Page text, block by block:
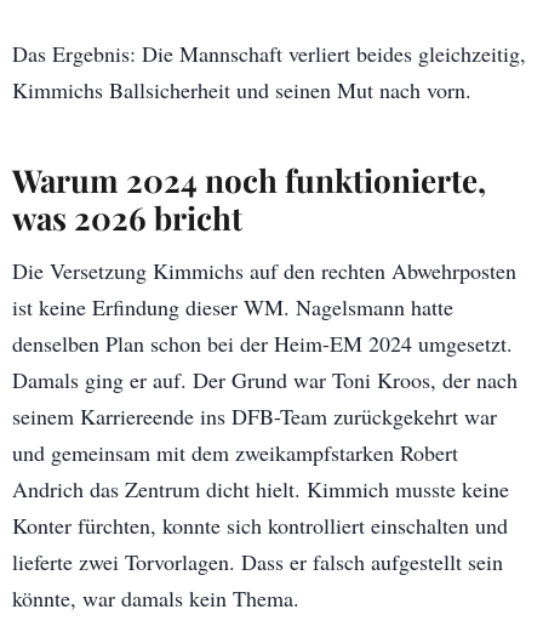
Das Ergebnis: Die Mannschaft verliert beides gleichzeitig,
Kimmichs Ballsicherheit und seinen Mut nach vorn.
Warum 2024 noch funktionierte,
was 2026 bricht
Die Versetzung Kimmichs auf den rechten Abwehrposten
ist keine Erfindung dieser WM. Nagelsmann hatte
denselben Plan schon bei der Heim-EM 2024 umgesetzt.
Damals ging er auf. Der Grund war Toni Kroos, der nach
seinem Karriereende ins DFB-Team zurückgekehrt war
und gemeinsam mit dem zweikampfstarken Robert
Andrich das Zentrum dicht hielt. Kimmich musste keine
Konter fürchten, konnte sich kontrolliert einschalten und
lieferte zwei Torvorlagen. Dass er falsch aufgestellt sein
könnte, war damals kein Thema.